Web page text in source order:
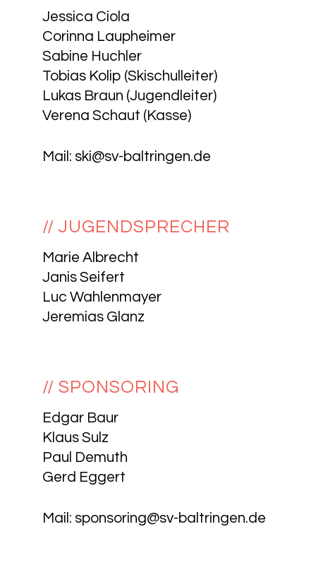
Jessica Ciola
Corinna Laupheimer
Sabine Huchler
Tobias Kolip (Skischulleiter)
Lukas Braun (Jugendleiter)
Verena Schaut (Kasse)
Mail: ski@sv-baltringen.de
// JUGENDSPRECHER
Marie Albrecht
Janis Seifert
Luc Wahlenmayer
Jeremias Glanz
// SPONSORING
Edgar Baur
Klaus Sulz
Paul Demuth
Gerd Eggert
Mail: sponsoring@sv-baltringen.de